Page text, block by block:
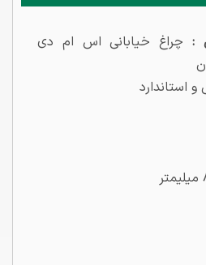
: چراغ خیابانی اس ام دی
و استاندارد